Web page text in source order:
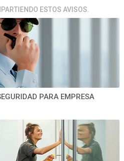
ESTOS AVISOS.
PARA EMPRESA